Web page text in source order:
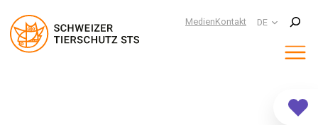
MedienKontakt DE
Suchen